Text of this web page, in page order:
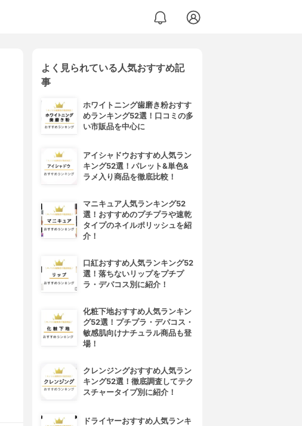
よく見られている人気おすすめ記
事
ホワイトニング歯磨き粉おすす
めランキング52選！口コミの多
い市販品を中心に
アイシャドウおすすめ人気ラン
キング52選！パレット&単色&
ラメ入り商品を徹底比較！
マニキュア人気ランキング52
選！おすすめのプチプラや速乾
タイプのネイルポリッシュを紹
介！
口紅おすすめ人気ランキング52
選！落ちないリップをプチプ
ラ・デパコス別に紹介！
化粧下地おすすめ人気ランキン
グ52選！プチプラ・デパコス・
敏感肌向けナチュラル商品も登
場！
クレンジングおすすめ人気ラン
キング52選！徹底調査してテク
スチャータイプ別に紹介！
ドライヤーおすすめ人気ランキ